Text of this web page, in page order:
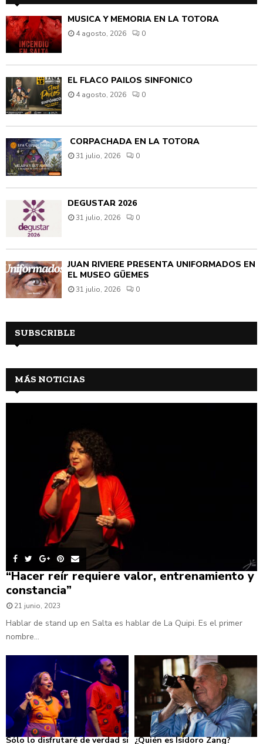
MÚSICA Y MEMORIA EN LA TOTORA
4 agosto, 2026 0
EL FLACO PAILOS SINFÓNICO
4 agosto, 2026 0
CORPACHADA EN LA TOTORA
31 julio, 2026 0
DEGUSTAR 2026
31 julio, 2026 0
JUAN RIVIÈRE PRESENTA UNIFORMADOS EN
EL MUSEO GÜEMES
31 julio, 2026 0
SUBSCRIBLE
MÁS NOTICIAS
“Hacer reír requiere valor, entrenamiento y
constancia”
21 junio, 2023
Hablar de stand up en Salta es hablar de La Quipi. Es el primer
nombre...
Sólo lo disfrutaré de verdad si ¿Quién es Isidoro Zang?